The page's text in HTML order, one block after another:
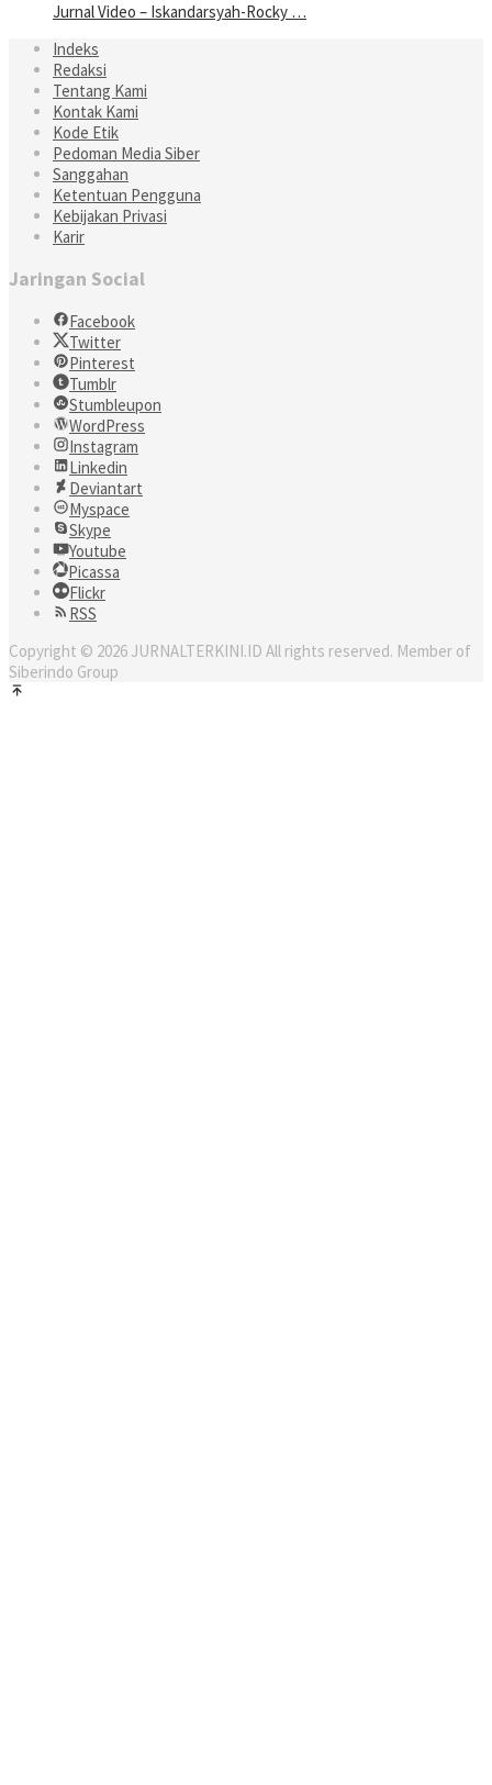
Jurnal Video – Iskandarsyah-Rocky …
Indeks
Redaksi
Tentang Kami
Kontak Kami
Kode Etik
Pedoman Media Siber
Sanggahan
Ketentuan Pengguna
Kebijakan Privasi
Karir
Jaringan Social
Facebook
Twitter
Pinterest
Tumblr
Stumbleupon
WordPress
Instagram
Linkedin
Deviantart
Myspace
Skype
Youtube
Picassa
Flickr
RSS
Copyright © 2026 JURNALTERKINI.ID All rights reserved. Member of
Siberindo Group